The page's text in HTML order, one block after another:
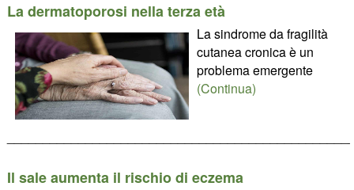
La dermatoporosi nella terza età
La sindrome da fragilità
cutanea cronica è un
problema emergente
(Continua)
Il sale aumenta il rischio di eczema